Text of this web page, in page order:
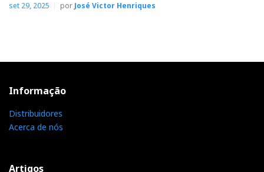
set 29, 2025 porJosé Victor Henriques
Informação
Distribuidores
Acerca de nós
Artigos